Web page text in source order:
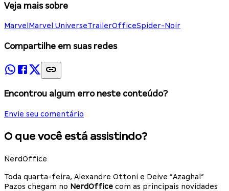
Veja mais sobre
Marvel Marvel UniverseTrailerOfficeSpider-Noir
Compartilhe em suas redes
Encontrou algum erro neste conteúdo?
Envie seu comentário
O que você está assistindo?
NerdOffice
Toda quarta-feira, Alexandre Ottoni e Deive “Azaghal”
Pazos chegam no NerdOffice com as principais novidades